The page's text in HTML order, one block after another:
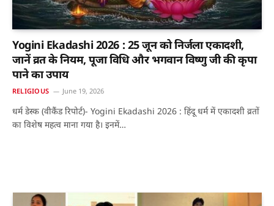
Yogini Ekadashi 2026 : 25 जून को निर्जला एकादशी,
जानें व्रत के नियम, पूजा विधि और भगवान विष्णु जी की कृपा
पाने का उपाय
RELIGIOUS June 19, 2026
धर्म डेस्क (वीकैंड रिपोर्ट)- Yogini Ekadashi 2026 : हिंदू धर्म में एकादशी व्रतों
का विशेष महत्व माना गया है। इनमें…